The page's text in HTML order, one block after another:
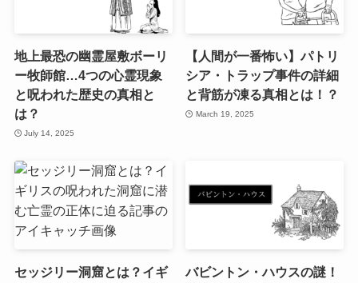
地上最恐の幽霊屋敷ボーリ
ー牧師館…4つの心霊現象
と呪われた歴史の真相と
は？
July 14, 2025
【人間が一番怖い】パトリ
シア・トラップ事件の詳細
と背筋が凍る真相とは！？
March 19, 2025
セッジリー洞窟とは？イギ
バビントン・ハウスの謎！